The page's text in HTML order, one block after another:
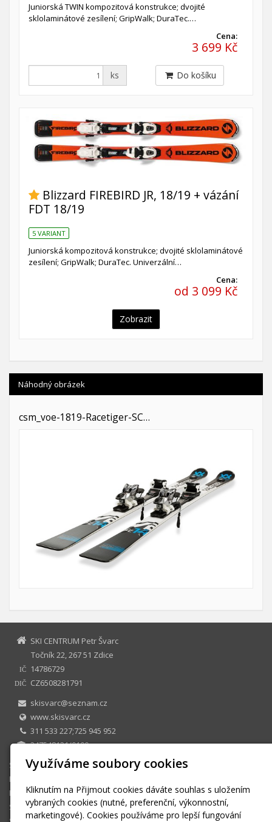
Juniorská TWIN kompozitová konstrukce; dvojité
sklolaminátové zesílení; GripWalk; DuraTec.…
Cena:
3 699 Kč
ks Do košíku
Blizzard FIREBIRD JR, 18/19 + vázání
FDT 18/19
5 VARIANT
Juniorská kompozitová konstrukce; dvojité sklolaminátové
zesílení; GripWalk; DuraTec. Univerzální…
Cena:
od 3 099 Kč
Zobrazit
Náhodný obrázek
csm_voe-1819-Racetiger-SC…
SKI CENTRUM Petr Švarc
Točník 22, 267 51 Zdice
IČ 14786729
DIČ
CZ6508281791
skisvarc@seznam.cz
www.skisvarc.cz
311 533 227;725 945 952
247548131/0100
SKI CENTRUM Petr Švarc
E-shop
Půjčovna
Sezonní půjčovné
Využíváme soubory cookies
Kliknutím na Přijmout cookies dáváte souhlas s uložením
vybraných cookies (nutné, preferenční, výkonnostní,
marketingové). Cookies používáme pro lepší fungování